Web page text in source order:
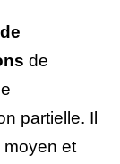
de
partielle. Il
moyen et